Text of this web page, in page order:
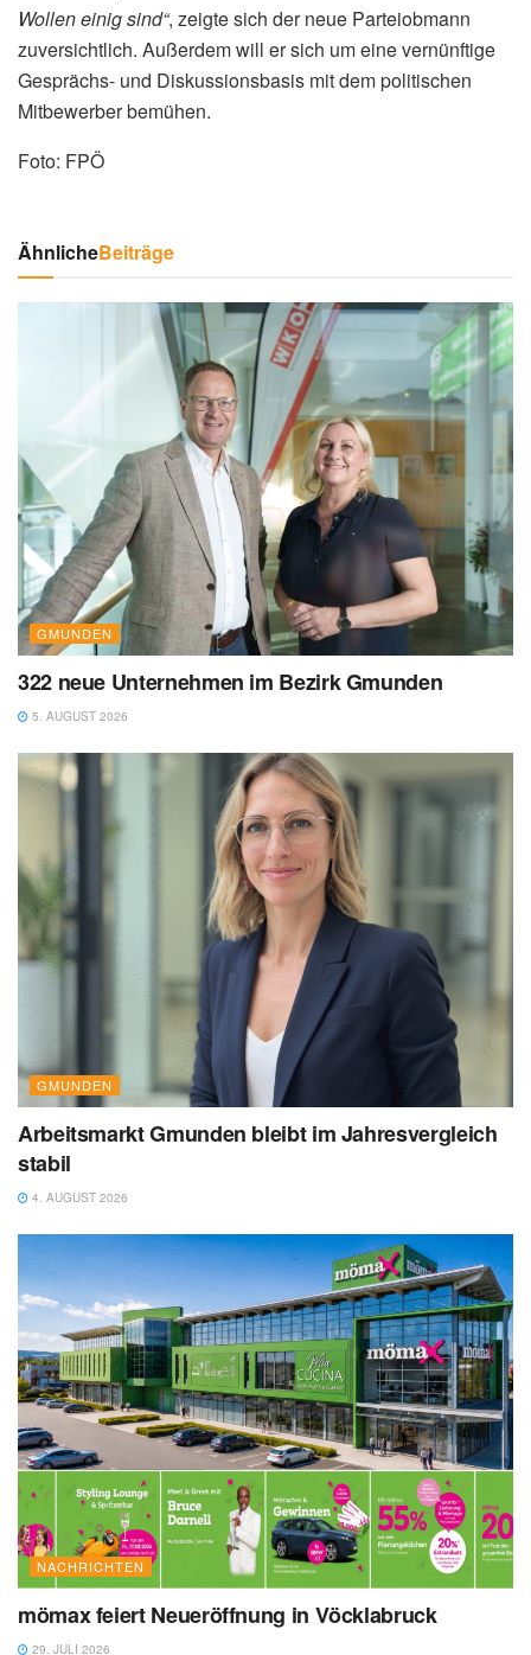
Wollen einig sind“, zeigte sich der neue Parteiobmann
zuversichtlich. Außerdem will er sich um eine vernünftige
Gesprächs- und Diskussionsbasis mit dem politischen
Mitbewerber bemühen.
Foto: FPÖ
ÄhnlicheBeiträge
GMUNDEN
322 neue Unternehmen im Bezirk Gmunden
5. AUGUST 2026
GMUNDEN
Arbeitsmarkt Gmunden bleibt im Jahresvergleich
stabil
4. AUGUST 2026
NACHRICHTEN
mömax feiert Neueröffnung in Vöcklabruck
29. JULI 2026